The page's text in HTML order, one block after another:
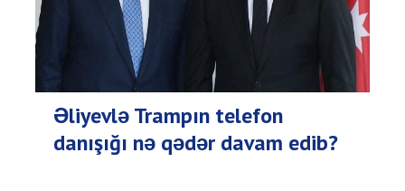
Əliyevlə Trampın telefon
danışığı nə qədər davam edib?